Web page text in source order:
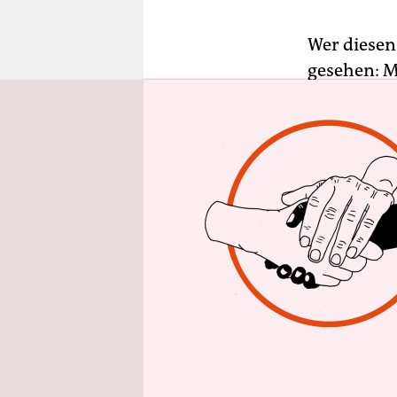
Wer
gesehen:
nur in den
oder im
Für viele,
ist viel
Für
früh auf
Diese